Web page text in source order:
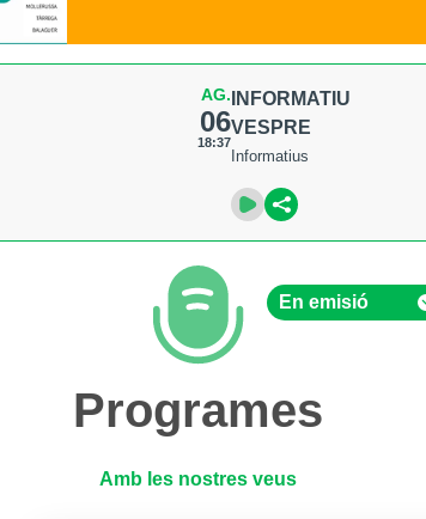
AG.
06
18:37
INFORMATIU
VESPRE
Informatius
Programes
Amb les nostres veus
En emisió
Hemeroteca